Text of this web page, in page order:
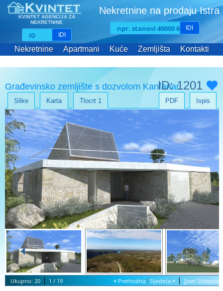
KVINTET AGENCIJA ZA
NEKRETNINE
Nekretnine na prodaju Istra
IDI
IDI
Nekretnine Apartmani Kuće Zemljišta Kontakti
Građevinsko zemljište s dozvolom KanfanarID: 1201
Slike Karta Tlocrt 1 Ispis
PDF
Ukupno: 20 1 / 19 < Prethodna Sljedeća > Start Slideshow